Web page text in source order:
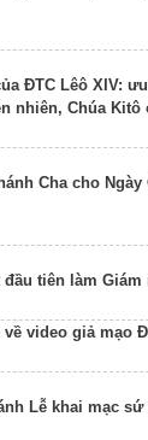
ĐTC Lêô XIV:
nhiên, Chúa Kitô
Cha cho
tiên làm
về video giả mạo
Lễ khai mạc